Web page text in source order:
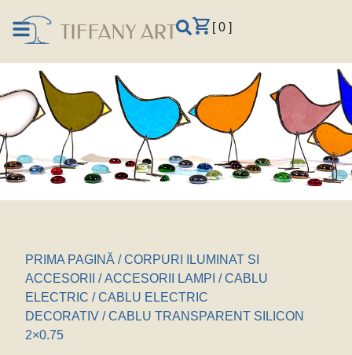
[ 0 ]
PRIMA PAGINĂ /CORPURI ILUMINAT SI
ACCESORII
/ACCESORII LAMPI /CABLU
ELECTRIC /CABLU ELECTRIC
DECORATIV / CABLU TRANSPARENT SILICON
2×0.75